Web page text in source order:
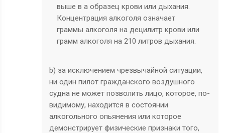
выше в а образец крови или дыхания.
Концентрация алкоголя означает
граммы алкоголя на децилитр крови или
грамм алкоголя на 210 литров дыхания.
b) за исключением чрезвычайной ситуации,
ни один пилот гражданского воздушного
судна не может позволить лицо, которое, по-
видимому, находится в состоянии
алкогольного опьянения или которое
демонстрирует физические признаки того,